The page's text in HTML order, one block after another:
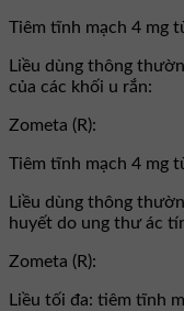
Tiêm tĩnh mạch 4 mg
Liều dùng thông
của các khối u rắn:
Zometa (R):
Tiêm tĩnh mạch 4 mg
Liều dùng thông
huyết do ung thư ác
Zometa (R):
Liều tối đa: tiêm tĩnh